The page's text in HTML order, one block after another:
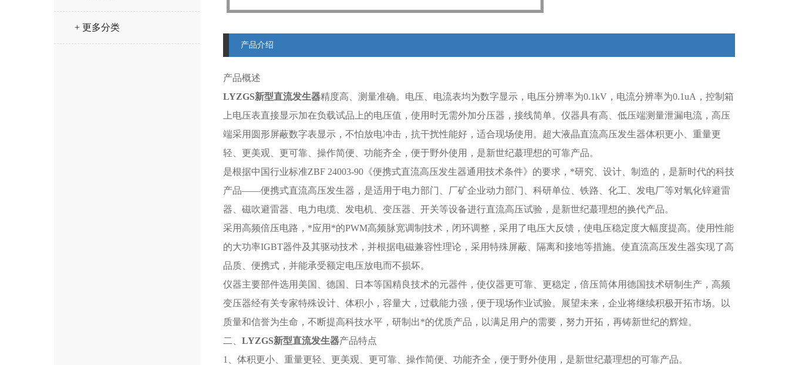
+ 更多分类
产品介绍
产品概述
LYZGS新型直流发生器精度高、测量准确。电压、电流表均为数字显示，电压分辨率为0.1kV，电流分辨率为0.1uA，控制箱
上电压表直接显示加在负载试品上的电压值，使用时无需外加分压器，接线简单。仪器具有高、低压端测量泄漏电流，高压
端采用圆形屏蔽数字表显示，不怕放电冲击，抗干扰性能好，适合现场使用。超大液晶直流高压发生器体积更小、重量更
轻、更美观、更可靠、操作简便、功能齐全，便于野外使用，是新世纪蕞理想的可靠产品。
是根据中国行业标准ZBF 24003-90《便携式直流高压发生器通用技术条件》的要求，*研究、设计、制造的，是新时代的科技
产品——便携式直流高压发生器，是适用于电力部门、厂矿企业动力部门、科研单位、铁路、化工、发电厂等对氧化锌避雷
器、磁吹避雷器、电力电缆、发电机、变压器、开关等设备进行直流高压试验，是新世纪蕞理想的换代产品。
采用高频倍压电路，*应用*的PWM高频脉宽调制技术，闭环调整，采用了电压大反馈，使电压稳定度大幅度提高。使用性能
的大功率IGBT器件及其驱动技术，并根据电磁兼容性理论，采用特殊屏蔽、隔离和接地等措施。使直流高压发生器实现了高
品质、便携式，并能承受额定电压放电而不损坏。
仪器主要部件选用美国、德国、日本等国精良技术的元器件，使仪器更可靠、更稳定，倍压筒体用德国技术研制生产，高频
变压器经有关专家特殊设计、体积小，容量大，过载能力强，便于现场作业试验。展望未来，企业将继续积极开拓市场。以
质量和信誉为生命，不断提高科技水平，研制出*的优质产品，以满足用户的需要，努力开拓，再铸新世纪的辉煌。
二、 LYZGS新型直流发生器产品特点
1、体积更小、重量更轻、更美观、更可靠、操作简便、功能齐全，便于野外使用，是新世纪蕞理想的可靠产品。